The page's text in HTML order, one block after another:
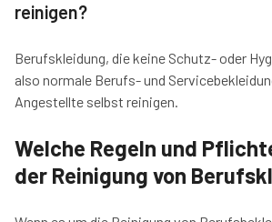
reinigen?
Berufskleidung, die keine Schutz- oder
also normale Berufs- und
Angestellte selbst reinigen.
Welche Regeln und
der Reinigung von